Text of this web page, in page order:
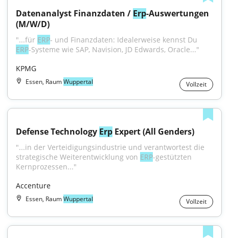
Datenanalyst Finanzdaten / Erp-Auswertungen
(M/W/D)
"...für ERP
ERP-Systeme wie SAP, Navision, JD Edwards, Oracle..."
KPMG
Essen, RaumWuppertal Vollzeit
Defense Technology Erp Expert (All Genders)
"...in der Verteidigungsindustrie und verantwortest die
strategische Weiterentwicklung von ERP-gestützten
Kernprozessen..."
Accenture
Essen, RaumWuppertal Vollzeit